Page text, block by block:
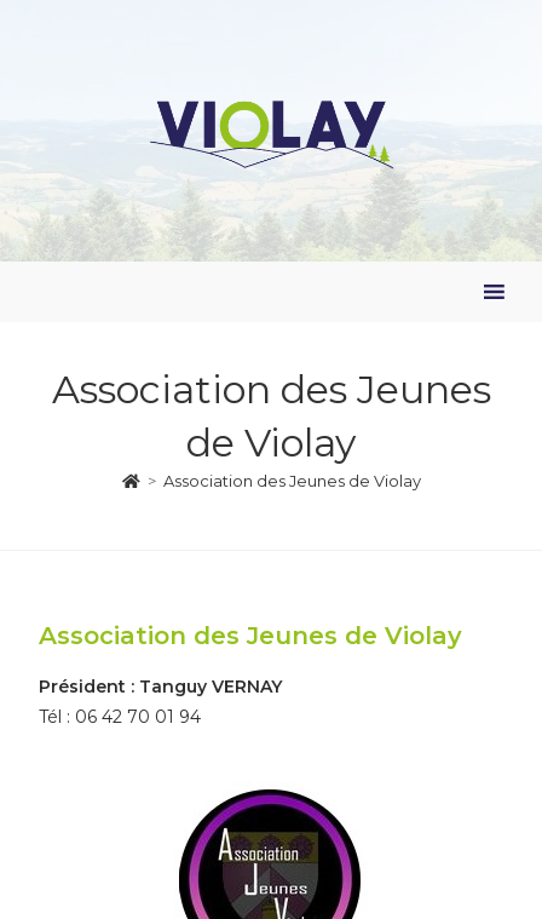
Association des Jeunes
de Violay
> Association des Jeunes de Violay
Association des Jeunes de Violay
Président : Tanguy VERNAY
Tél : 06 42 70 01 94